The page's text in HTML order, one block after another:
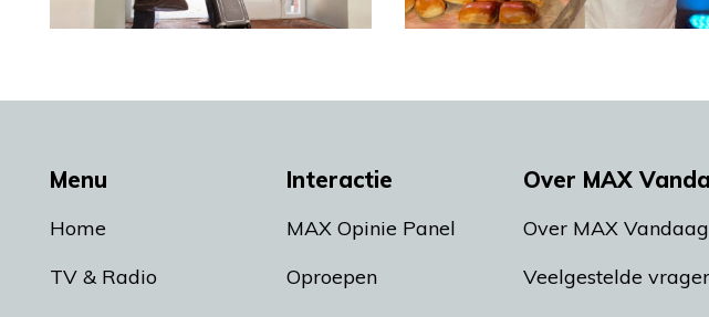
Menu
Home
TV & Radio
Interactie
MAX Opinie Panel
Oproepen
Over MAX
Over MAX Vandaag
Veelgestelde